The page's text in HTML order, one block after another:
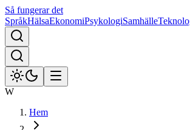
Så fungerar det
SpråkHälsaEkonomiPsykologiSamhälle
W
Hem